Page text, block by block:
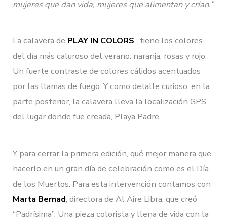
mujeres que dan vida, mujeres que alimentan y crían.”
La calavera de PLAY IN COLORS , tiene los colores
del día más caluroso del verano: naranja, rosas y rojo.
Un fuerte contraste de colores cálidos acentuados
por las llamas de fuego. Y como detalle curioso, en la
parte posterior, la calavera lleva la localización GPS
del lugar donde fue creada, Playa Padre.
Y para cerrar la primera edición, qué mejor manera que
hacerlo en un gran día de celebración como es el Día
de los Muertos. Para esta intervención contamos con
Marta Bernad, directora de Al Aire Libra, que creó
“Padrísima”. Una pieza colorista y llena de vida con la